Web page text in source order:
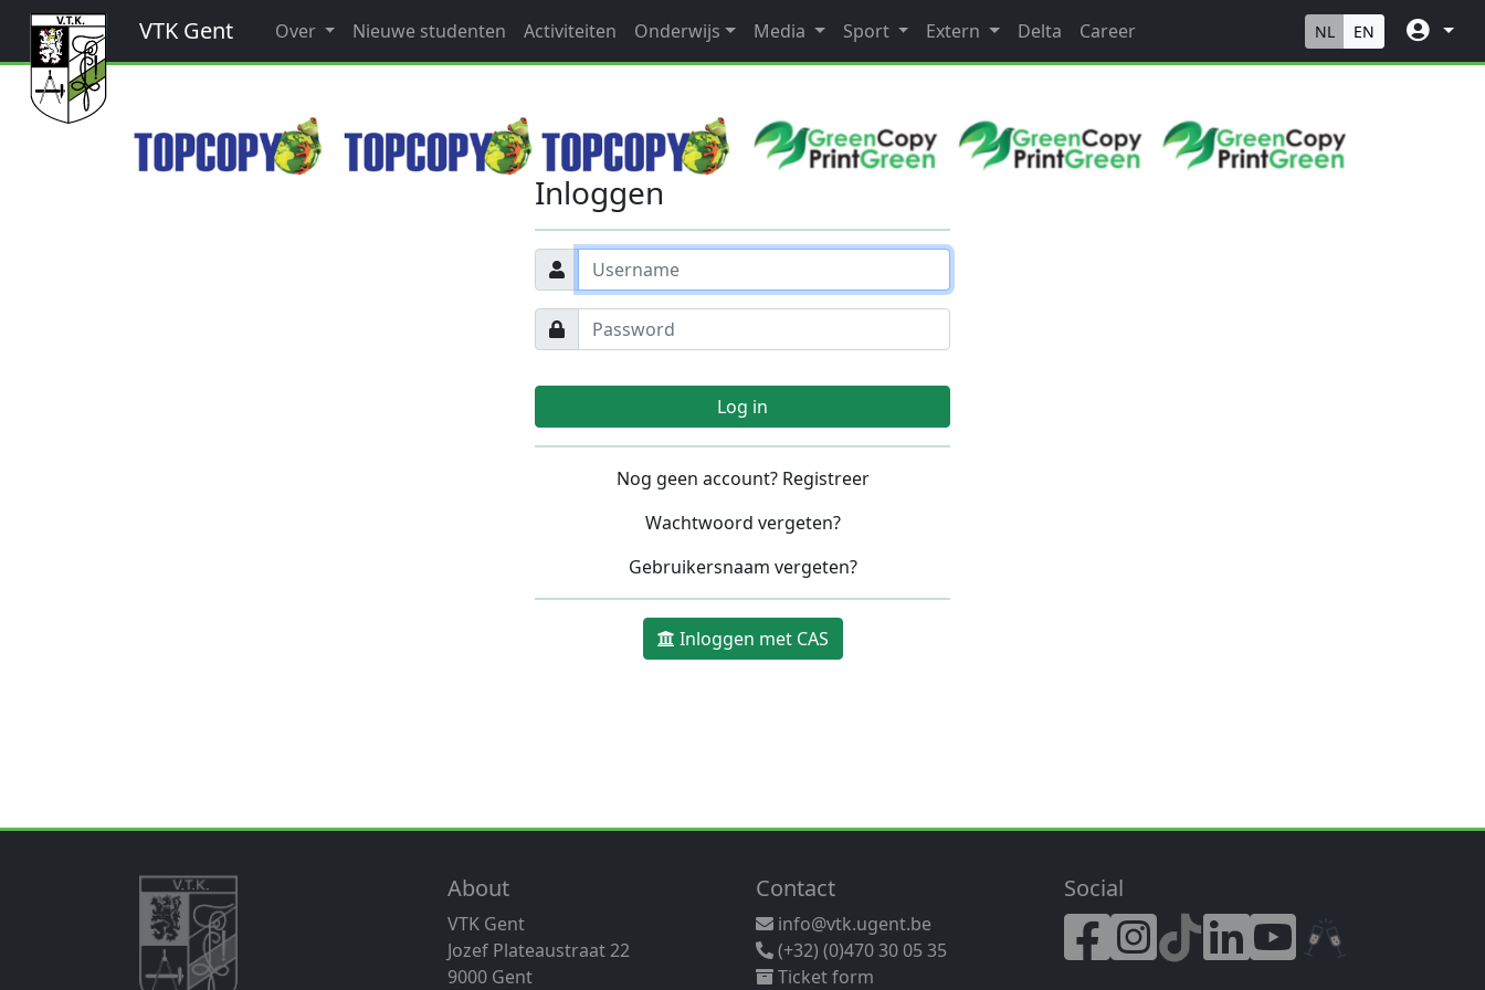
VTK Gent Over Nieuwe studenten Activiteiten Onderwijs Media Sport Extern Delta Career NL EN
Inloggen
Log in
Nog geen account? Registreer
Wachtwoord vergeten?
Gebruikersnaam vergeten?
Inloggen met CAS
About
VTK Gent
Jozef Plateaustraat 22
9000 Gent
Contact
info@vtk.ugent.be
(+32) (0)470 30 05 35
Ticket form
Social